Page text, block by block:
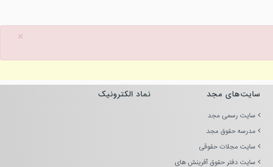
×
سایت‌های مجد
سایت رسمی مجد
مدرسه حقوق مجد
سایت مجلات حقوقی
سایت دفتر حقوق آفرینش های
نماد الکترونیک